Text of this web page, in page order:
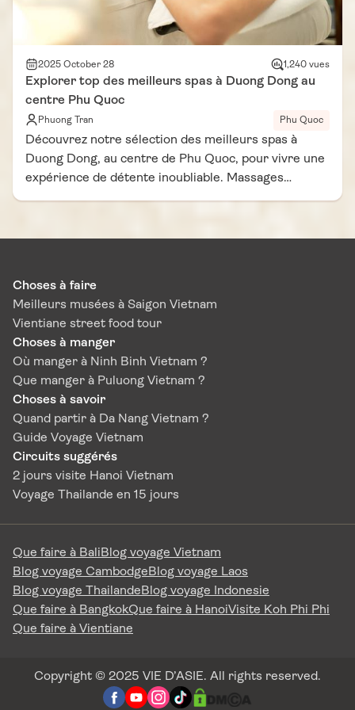
2025 October 28 1,240 vues
Explorer top des meilleurs spas à Duong Dong au
centre Phu Quoc
Phuong Tran Phu Quoc
Découvrez notre sélection des meilleurs spas à
Duong Dong, au centre de Phu Quoc, pour vivre une
expérience de détente inoubliable. Massages
relaxation après la plage ou un meilleur spa à Phu
Quoc centre pour un soin complet, ce guide vous
aidera à trouver l’endroit parfait pour allier bien-
être, sérénité et plaisir des sens.
Choses à faire
Meilleurs musées à Saigon Vietnam
Vientiane street food tour
Choses à manger
Où manger à Ninh Binh Vietnam ?
Que manger à Puluong Vietnam ?
Choses à savoir
Quand partir à Da Nang Vietnam ?
Guide Voyage Vietnam
Circuits suggérés
2 jours visite Hanoi Vietnam
Voyage Thailande en 15 jours
Que faire à BaliBlog voyage Vietnam
Blog voyage CambodgeBlog voyage Laos
Blog voyage ThailandeBlog voyage Indonesie
Que faire à BangkokQue faire à HanoiVisite Koh Phi Phi
Que faire à Vientiane
Copyright © 2025 VIE D’ASIE. All rights reserved.